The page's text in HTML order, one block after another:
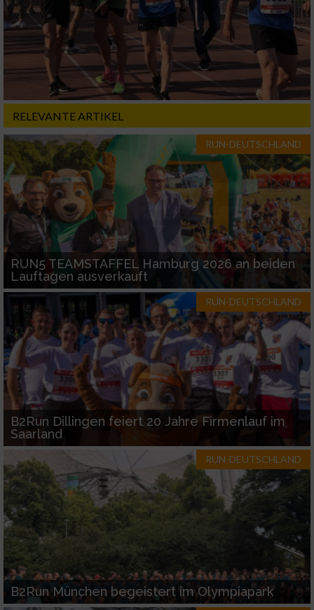
RELEVANTE ARTIKEL
RUN-DEUTSCHLAND
RUN5 TEAMSTAFFEL Hamburg 2026 an beiden
Lauftagen ausverkauft
RUN-DEUTSCHLAND
B2Run Dillingen feiert 20 Jahre Firmenlauf im
Saarland
RUN-DEUTSCHLAND
B2Run München begeistert im Olympiapark